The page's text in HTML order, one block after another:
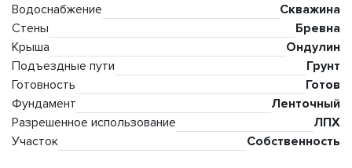
Водоснабжение
Скважина
Стены
Бревна
Крыша
Ондулин
Подъездные пути
Грунт
Готовность
Готов
Фундамент
Ленточный
Разрешенное использование
ЛПХ
Участок
Собственность